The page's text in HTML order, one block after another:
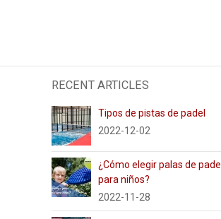
RECENT ARTICLES
Tipos de pistas de padel
2022-12-02
¿Cómo elegir palas de padel
para niños?
2022-11-28